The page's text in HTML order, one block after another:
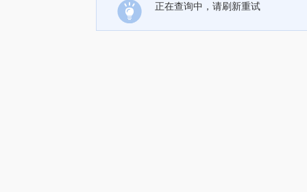
正在查询中，请刷新重试